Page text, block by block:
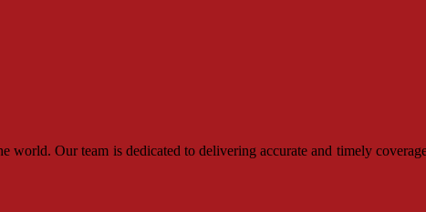
world. Our team is dedicated to delivering accurate and timely